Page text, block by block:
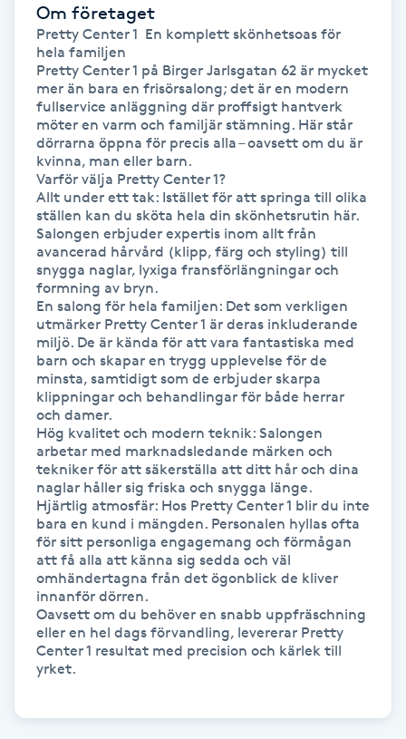
LPG-massage
Luggklippning
Lymfmassage
Läpptatuering
Makeup
Manikyr & Pedikyr
Massage
Medial vägledning
Medicinsk massage
Meditation
Medium
Megavolymfransar
Melasma
Om företaget
Pretty Center 1  En komplett skönhetsoas för
hela familjen
Pretty Center 1 på Birger Jarlsgatan 62 är mycket
mer än bara en frisörsalong; det är en modern
fullservice anläggning där proffsigt hantverk
möter en varm och familjär stämning. Här står
dörrarna öppna för precis alla – oavsett om du är
kvinna, man eller barn.
Varför välja Pretty Center 1?
Allt under ett tak: Istället för att springa till olika
ställen kan du sköta hela din skönhetsrutin här.
Salongen erbjuder expertis inom allt från
avancerad hårvård (klipp, färg och styling) till
snygga naglar, lyxiga fransförlängningar och
formning av bryn.
En salong för hela familjen: Det som verkligen
utmärker Pretty Center 1 är deras inkluderande
miljö. De är kända för att vara fantastiska med
barn och skapar en trygg upplevelse för de
minsta, samtidigt som de erbjuder skarpa
klippningar och behandlingar för både herrar
och damer.
Hög kvalitet och modern teknik: Salongen
arbetar med marknadsledande märken och
tekniker för att säkerställa att ditt hår och dina
naglar håller sig friska och snygga länge.
Hjärtlig atmosfär: Hos Pretty Center 1 blir du inte
bara en kund i mängden. Personalen hyllas ofta
för sitt personliga engagemang och förmågan
att få alla att känna sig sedda och väl
omhändertagna från det ögonblick de kliver
innanför dörren.
Oavsett om du behöver en snabb uppfräschning
eller en hel dags förvandling, levererar Pretty
Center 1 resultat med precision och kärlek till
yrket.